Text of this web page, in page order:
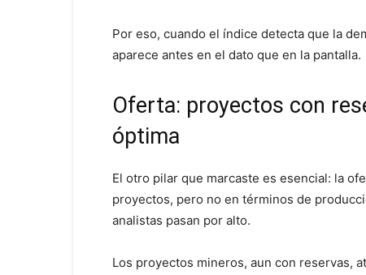
Por eso, cuando el índice detecta que la
aparece antes en el dato que en la pantalla.
Oferta: proyectos con
óptima
El otro pilar que marcaste es esencial: la
proyectos, pero no en términos de
analistas pasan por alto.
Los proyectos mineros, aun con reservas,